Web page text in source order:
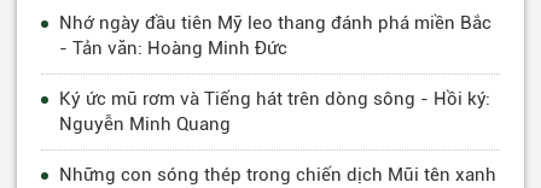
Nhớ ngày đầu tiên Mỹ leo thang đánh phá miền Bắc
- Tản văn: Hoàng Minh Đức
Ký ức mũ rơm và Tiếng hát trên dòng sông - Hồi ký:
Nguyễn Minh Quang
Những con sóng thép trong chiến dịch Mũi tên xanh